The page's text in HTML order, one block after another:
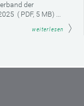
der
( PDF, 5 MB) ...
weiterlesen